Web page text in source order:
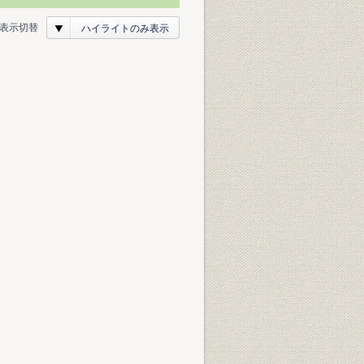
表示切替 ハイライトのみ表示